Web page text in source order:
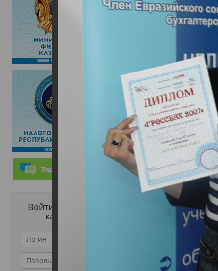
Задать вопрос
Войти в личный
кабинет